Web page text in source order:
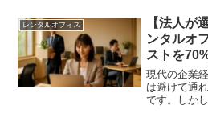
ルに利用で
集まってい
さんにとっ
のオフィス
レンタルオフィス
【法人が
ンタルオ
ストを
現代の企業
は避けて通
です。しか
は、移転に
続きです。